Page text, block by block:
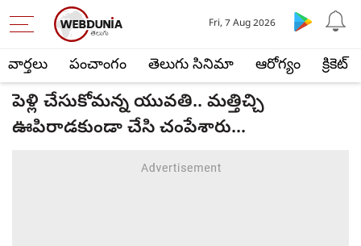
వార్తలు పంచాంగం తెలుగు సినిమా ఆరోగ్యం క్రికెట్
Fri, 7 Aug 2026
పెళ్లి చేసుకోమన్న యువతి.. మత్తిచ్చి
ఊపిరాడకుండా చేసి చంపేశారు...